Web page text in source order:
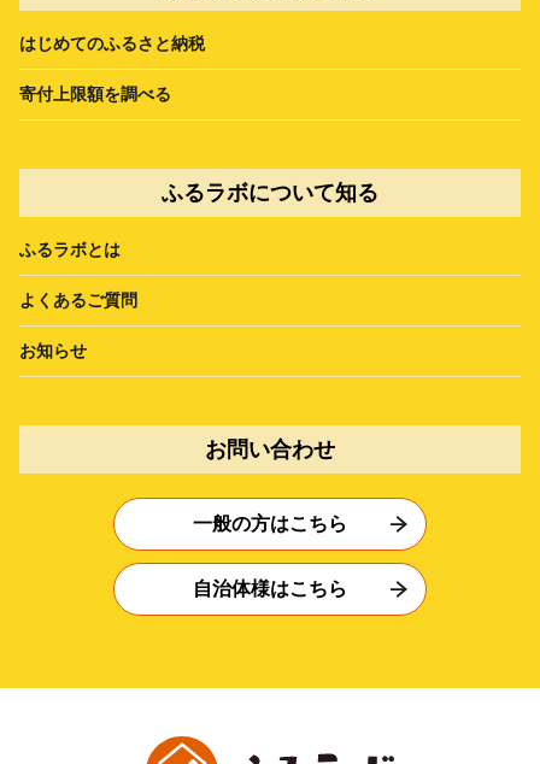
はじめてのふるさと納税
寄付上限額を調べる
ふるラボについて知る
ふるラボとは
よくあるご質問
お知らせ
お問い合わせ
一般の方はこちら
自治体様はこちら